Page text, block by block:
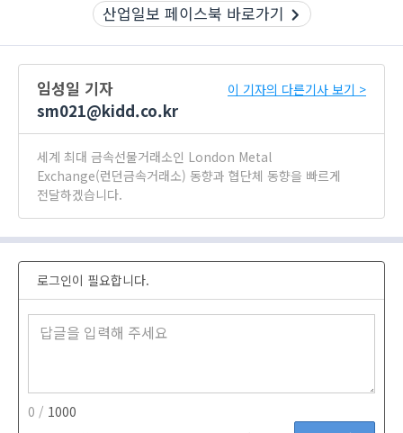
산업일보 페이스북 바로가기
임성일 기자
sm021@kidd.co.kr
이 기자의 다른기사 보기 >
세계 최대 금속선물거래소인 London Metal
Exchange(런던금속거래소) 동향과 협단체 동향을 빠르게
전달하겠습니다.
로그인이 필요합니다.
0 / 1000